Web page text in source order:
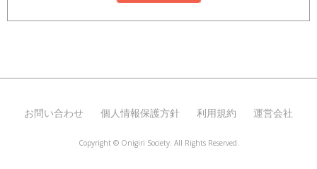
お問い合わせ 個人情報保護方針 利用規約 運営会社
Copyright © Onigiri Society. All Rights Reserved.